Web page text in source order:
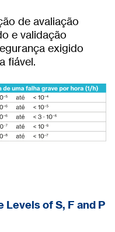
de avaliação
e validação
exigido
fiável.
of S, F and P